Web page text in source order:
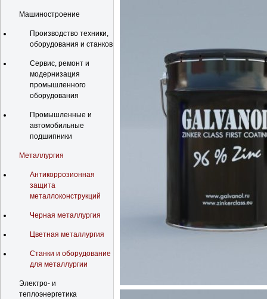
Машиностроение
Производство техники,
оборудования и станков
Сервис, ремонт и
модернизация
промышленного
оборудования
Промышленные и
автомобильные
подшипники
Металлургия
Антикоррозионная
защита
металлоконструкций
Черная металлургия
Цветная металлургия
Станки и оборудование
для металлургии
Электро- и
теплоэнергетика